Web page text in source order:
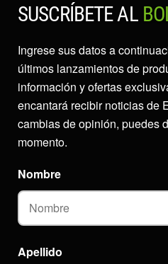
SUSCRÍBETE AL
Ingrese sus datos a
últimos lanzamientos de
información y ofertas
encantará recibir noticias de
cambias de opinión, puedes
momento.
Nombre
Apellido